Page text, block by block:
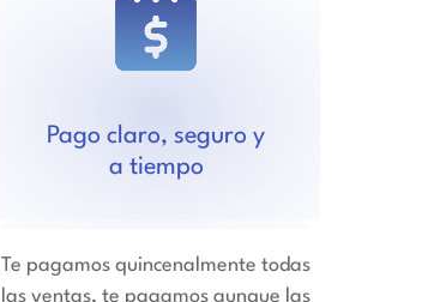
Pago claro, seguro y
a tiempo
Te pagamos quincenalmente todas
las ventas, te pagamos aunque las